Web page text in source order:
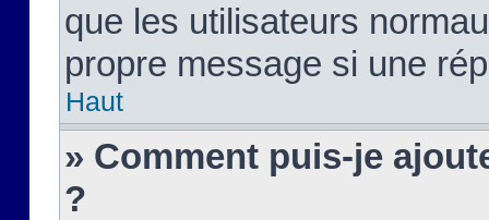
que les utilisateurs
propre message si une
Haut
» Comment puis-je
?